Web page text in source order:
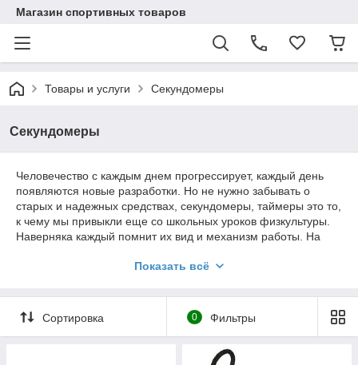
Магазин спортивных товаров
Товары и услуги Секундомеры
Секундомеры
Человечество с каждым днем прогрессирует, каждый день
появляются новые разработки. Но не нужно забывать о
старых и надежных средствах, секундомеры, таймеры это то,
к чему мы привыкли еще со школьных уроков физкультуры.
Наверняка каждый помнит их вид и механизм работы. На
разнообразными функциями, что делает их использование
массу новинок на самые цене, с разнообразными
функциями, все это создано ради удобства пользования. В
новых моделях сохраняется привычный для нас вид, даже
функциональный. Самое главное, что все новинки и даже
Показать всё
Сортировка 0 Фильтры